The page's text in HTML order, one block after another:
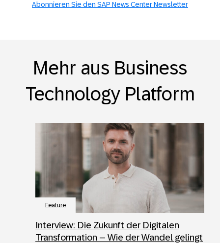
Abonnieren Sie den SAP News Center Newsletter
Mehr aus Business
Technology Platform
Feature
Interview: Die Zukunft der Digitalen
Transformation – Wie der Wandel gelingt